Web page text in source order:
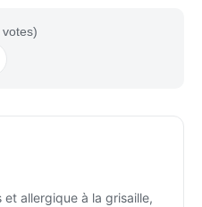
et allergique à la grisaille,